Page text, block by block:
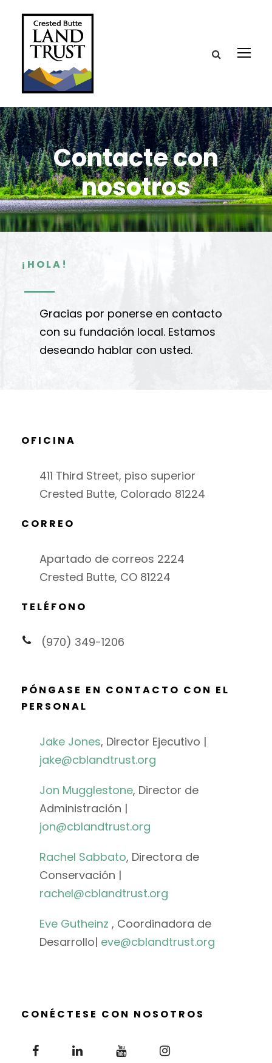
Contacte con
nosotros
¡HOLA!
Gracias por ponerse en contacto
con su fundación local. Estamos
deseando hablar con usted.
OFICINA
411 Third Street, piso superior
Crested Butte, Colorado 81224
CORREO
Apartado de correos 2224
Crested Butte, CO 81224
TELÉFONO
(970) 349-1206
PÓNGASE EN CONTACTO CON EL
PERSONAL
Jake Jones, Director Ejecutivo |
jake@cblandtrust.org
Jon Mugglestone, Director de
Administración |
jon@cblandtrust.org
Rachel Sabbato, Directora de
Conservación |
rachel@cblandtrust.org
Eve Gutheinz , Coordinadora de
Desarrollo| eve@cblandtrust.org
CONÉCTESE CON NOSOTROS